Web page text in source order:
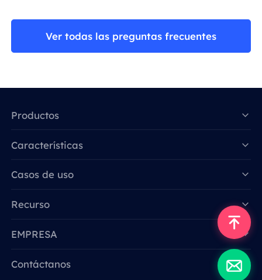
Ver todas las preguntas frecuentes
Productos
Características
Casos de uso
Recurso
EMPRESA
Contáctanos